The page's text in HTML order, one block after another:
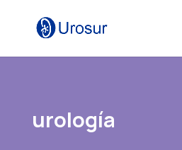
urología